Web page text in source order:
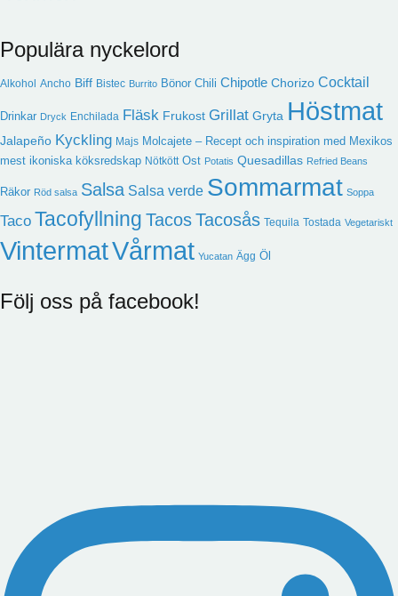
Populära nyckelord
Alkohol Ancho Biff Bistec Burrito Bönor Chili Chipotle Chorizo Cocktail
Drinkar Dryck Enchilada Fläsk Frukost Grillat Gryta Höstmat
Jalapeño Kyckling Majs Molcajete – Recept och inspiration med Mexikos
mest ikoniska köksredskap Nötkött Ost Potatis Quesadillas Refried Beans
Räkor Röd salsa Salsa Salsa verde Sommarmat Soppa
Taco Tacofyllning TacosTacosås Tequila Tostada Vegetariskt
VintermatVårmat Yucatan Ägg Öl
Följ oss på facebook!